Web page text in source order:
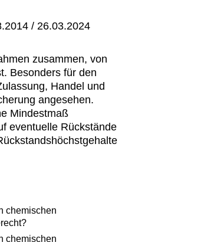
/ 26.03.2024
zusammen, von
Besonders für den
Handel und
angesehen.
Mindestmaß
eventuelle Rückstände
chemischen
chemischen